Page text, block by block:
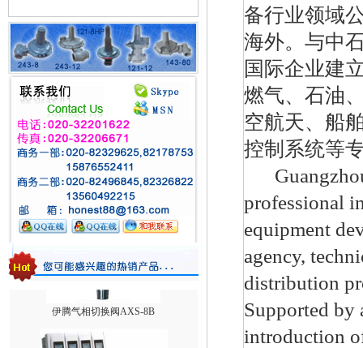
1588VN/1588MN减压阀/煤气调压阀
伊腾气相切换阀AXS-8B
备行业领域
海外。与中
国际企业建
燃气、石油
空航天、船
控制系统等
professional
equipment
agency,
distribution
Supported by
introduction